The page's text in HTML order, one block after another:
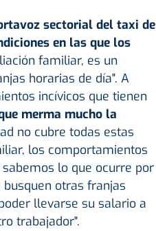
sectorial del taxi de
en las que los
familiar, es un
horarias de día". A
incívicos que tienen
merma mucho la
no cubre todas estas
los comportamientos
lo que ocurre por
otras franjas
llevarse su salario a
trabajador".